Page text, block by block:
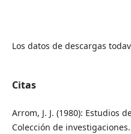
Los datos de descargas
Citas
Arrom, J. J. (1980): Estudios
Colección de